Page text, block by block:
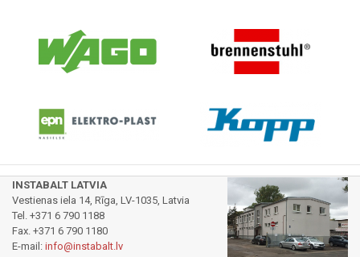
INSTABALT LATVIA
Vestienas iela 14, Rīga, LV-1035, Latvia
Tel. +371 6 790 1188
Fax. +371 6 790 1180
E-mail: info@instabalt.lv